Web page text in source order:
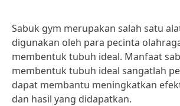
Sabuk gym merupakan salah satu
digunakan oleh para pecinta
membentuk tubuh ideal. Manfaat
membentuk tubuh ideal sangatlah
dapat membantu meningkatkan
dan hasil yang didapatkan.